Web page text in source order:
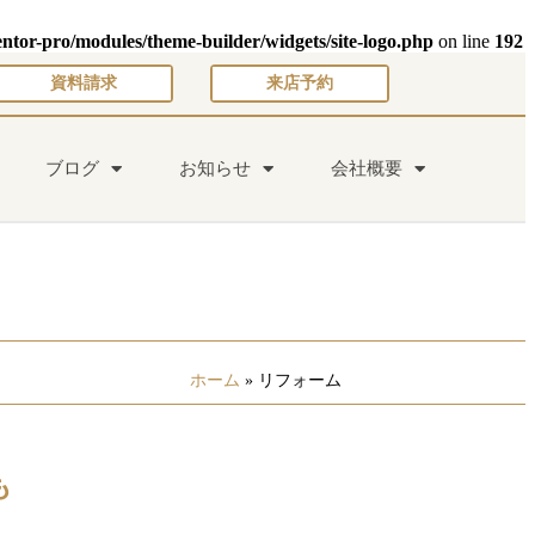
pro/modules/theme-builder/widgets/site-logo.php on line 192
資料請求 来店予約
ブログ お知らせ 会社概要
ホーム » リフォーム